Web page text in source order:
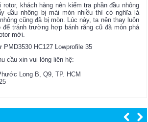
khách hàng nên kiểm tra phần đầu nhông
đầu nhông bị mài mòn nhiều thì có nghĩa là
cũng đã bị mòn. Lúc này, ta nên thay luôn
để tránh trường hợp bánh răng cũ đã mòn phá
mới.
cầu xin vui lòng liên hệ:
Long B, Q9, TP. HCM